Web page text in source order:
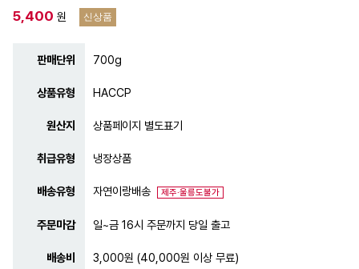
5,400 원 신상품
판매단위 700g
상품유형 HACCP
원산지 상품페이지 별도표기
취급유형 냉장상품
배송유형 자연이랑배송 제주·울릉도불가
주문마감 일~금 16시 주문까지 당일 출고
배송비 3,000원 (40,000원 이상 무료)